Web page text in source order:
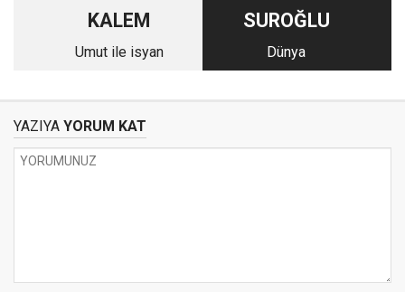
KALEM
Umut ile isyan
SUROĞLU
Dünya
YAZIYA YORUM KAT